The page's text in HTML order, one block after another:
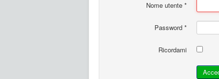
Nome utente *
Password *
Ricordami